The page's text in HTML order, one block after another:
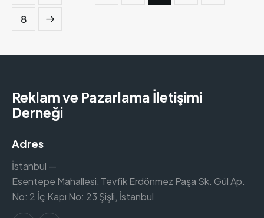
8
Reklam ve Pazarlama İletişimi
Derneği
Adres
İstanbul —
Esentepe Mahallesi, Tevfik Erdönmez Paşa Sk. Gül Ap.
No: 2 İç Kapı No: 23 Şişli, İstanbul